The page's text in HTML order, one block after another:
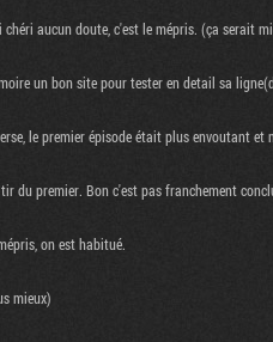
chéri aucun doute, c'est le mépris. (ça serait
un bon site pour tester en detail sa
le premier épisode était plus envoutant et
du premier. Bon c'est pas franchement
on est habitué.
mieux)